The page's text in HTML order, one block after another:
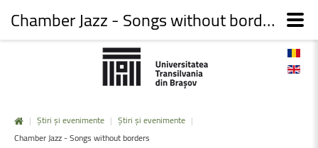
| Știri și evenimente | Știri și evenimente |
Chamber Jazz - Songs without borders
Chamber Jazz - Songs without borders